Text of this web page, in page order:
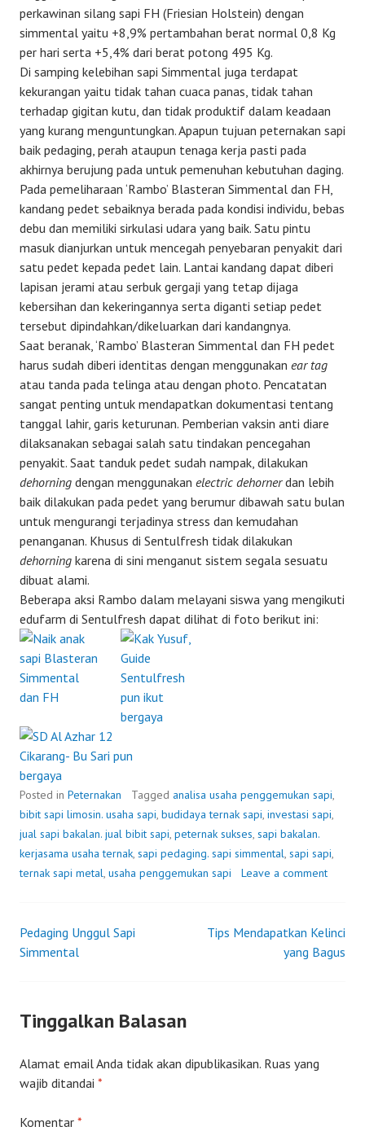
perkawinan silang sapi FH (Friesian Holstein) dengan
simmental yaitu +8,9% pertambahan berat normal 0,8 Kg
per hari serta +5,4% dari berat potong 495 Kg.
Di samping kelebihan sapi Simmental juga terdapat
kekurangan yaitu tidak tahan cuaca panas, tidak tahan
terhadap gigitan kutu, dan tidak produktif dalam keadaan
yang kurang menguntungkan. Apapun tujuan peternakan sapi
baik pedaging, perah ataupun tenaga kerja pasti pada
akhirnya berujung pada untuk pemenuhan kebutuhan daging.
Pada pemeliharaan ‘Rambo’ Blasteran Simmental dan FH,
kandang pedet sebaiknya berada pada kondisi individu, bebas
debu dan memiliki sirkulasi udara yang baik. Satu pintu
masuk dianjurkan untuk mencegah penyebaran penyakit dari
satu pedet kepada pedet lain. Lantai kandang dapat diberi
lapisan jerami atau serbuk gergaji yang tetap dijaga
kebersihan dan kekeringannya serta diganti setiap pedet
tersebut dipindahkan/dikeluarkan dari kandangnya.
Saat beranak, ‘Rambo’ Blasteran Simmental dan FH pedet
harus sudah diberi identitas dengan menggunakan ear tag
atau tanda pada telinga atau dengan photo. Pencatatan
sangat penting untuk mendapatkan dokumentasi tentang
tanggal lahir, garis keturunan. Pemberian vaksin anti diare
dilaksanakan sebagai salah satu tindakan pencegahan
penyakit. Saat tanduk pedet sudah nampak, dilakukan
dehorning dengan menggunakan electric dehornerdan lebih
baik dilakukan pada pedet yang berumur dibawah satu bulan
untuk mengurangi terjadinya stress dan kemudahan
penanganan. Khusus di Sentulfresh tidak dilakukan
dehorning karena di sini menganut sistem segala sesuatu
dibuat alami.
Beberapa aksi Rambo dalam melayani siswa yang mengikuti
edufarm di Sentulfresh dapat dilihat di foto berikut ini:
Posted in Peternakan Tagged analisa usaha penggemukan sapi,
bibit sapi limosin. usaha sapi, budidaya ternak sapi, investasi sapi,
jual sapi bakalan. jual bibit sapi, peternak sukses, sapi bakalan.
kerjasama usaha ternak, sapi pedaging. sapi simmental, sapi sapi,
ternak sapi metal, usaha penggemukan sapi Leave a comment
Post
Pedaging Unggul Sapi
Simmental
Tips Mendapatkan Kelinci
yang Bagus
Tinggalkan Balasan
Alamat email Anda tidak akan dipublikasikan. Ruas yang
wajib ditandai *
Komentar *